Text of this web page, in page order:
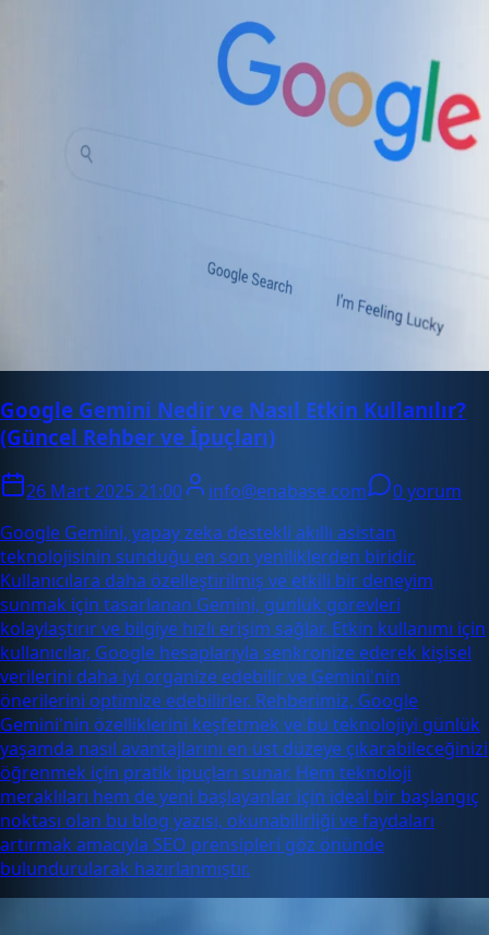
Google Gemini Nedir ve Nasıl Etkin Kullanılır?
(Güncel Rehber ve İpuçları)
26 Mart 2025 21:00 info@enabase.com
0 yorum
Google Gemini, yapay zeka destekli akıllı asistan
teknolojisinin sunduğu en son yeniliklerden biridir.
Kullanıcılara daha özelleştirilmiş ve etkili bir deneyim
sunmak için tasarlanan Gemini, günlük görevleri
kolaylaştırır ve bilgiye hızlı erişim sağlar. Etkin kullanımı için
kullanıcılar, Google hesaplarıyla senkronize ederek kişisel
verilerini daha iyi organize edebilir ve Gemini'nin
önerilerini optimize edebilirler. Rehberimiz, Google
Gemini'nin özelliklerini keşfetmek ve bu teknolojiyi günlük
yaşamda nasıl avantajlarını en üst düzeye çıkarabileceğinizi
öğrenmek için pratik ipuçları sunar. Hem teknoloji
meraklıları hem de yeni başlayanlar için ideal bir başlangıç
noktası olan bu blog yazısı, okunabilirliği ve faydaları
artırmak amacıyla SEO prensipleri göz önünde
bulundurularak hazırlanmıştır.